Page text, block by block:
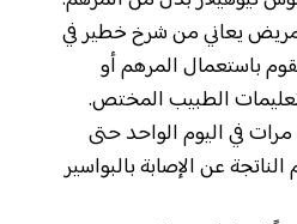
يعاني من شرخ خطير في
باستعمال المرهم أو
الطبيب المختص.
في اليوم الواحد حتى
عن الإصابة بالبواسير